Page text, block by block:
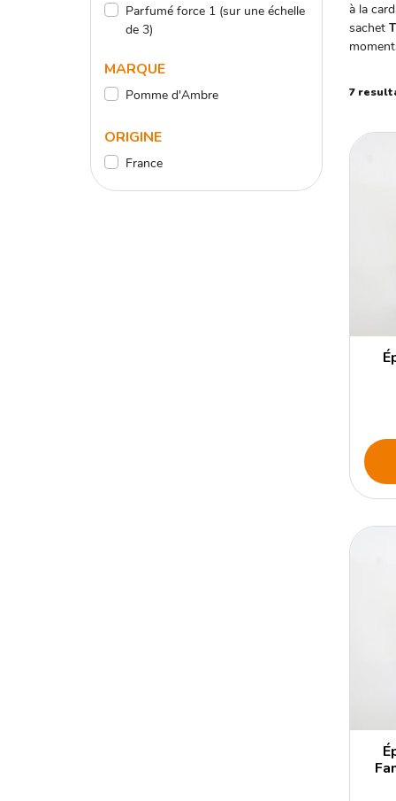
Parfumé force 1 (sur une échelle
de 3)
MARQUE
Pomme d'Ambre
ORIGINE
France
à la
sachet
7